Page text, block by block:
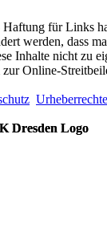
für Links
werden, dass
Inhalte nicht
Online-
Urheberrechte